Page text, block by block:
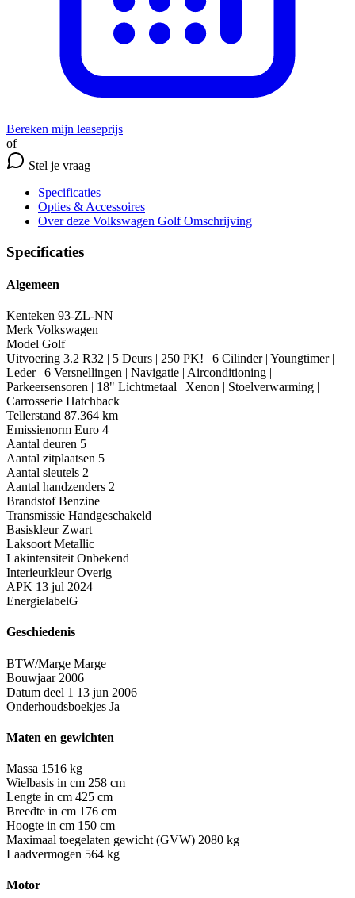
Bereken mijn leaseprijs
of
Stel je vraag
Specificaties
Opties & Accessoires
Over deze Volkswagen Golf Omschrijving
Specificaties
Algemeen
Kenteken 93-ZL-NN
Merk Volkswagen
Model Golf
Uitvoering 3.2 R32 | 5 Deurs | 250 PK! | 6 Cilinder | Youngtimer |
Leder | 6 Versnellingen | Navigatie | Airconditioning |
Parkeersensoren | 18" Lichtmetaal | Xenon | Stoelverwarming |
Carrosserie Hatchback
Tellerstand 87.364 km
Emissienorm Euro 4
Aantal deuren 5
Aantal zitplaatsen 5
Aantal sleutels 2
Aantal handzenders 2
Brandstof Benzine
Transmissie Handgeschakeld
Basiskleur Zwart
Laksoort Metallic
Lakintensiteit Onbekend
Interieurkleur Overig
APK 13 jul 2024
EnergielabelG
Geschiedenis
BTW/Marge Marge
Bouwjaar 2006
Datum deel 1 13 jun 2006
Onderhoudsboekjes Ja
Maten en gewichten
Massa 1516 kg
Wielbasis in cm 258 cm
Lengte in cm 425 cm
Breedte in cm 176 cm
Hoogte in cm 150 cm
Maximaal toegelaten gewicht (GVW) 2080 kg
Laadvermogen 564 kg
Motor